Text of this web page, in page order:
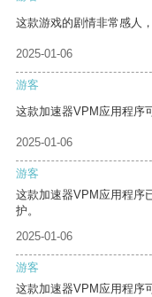
这款游戏的剧情非常感人
2025-01-06
游客
这款加速器VPM应用程序
2025-01-06
游客
这款加速器VPM应用程序
护。
2025-01-06
游客
这款加速器VPM应用程序